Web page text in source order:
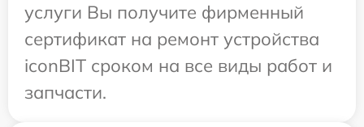
услуги Вы получите фирменный
сертификат на ремонт устройства
iconBIT сроком на все виды работ и
запчасти.